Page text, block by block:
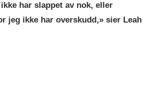
har slappet av nok, eller
jeg ikke har overskudd,» sier Leah